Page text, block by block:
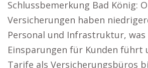
Schlussbemerkung Bad König:
Versicherungen haben
Personal und Infrastruktur,
Einsparungen für Kunden führt
Tarife als Versicherungsbüros